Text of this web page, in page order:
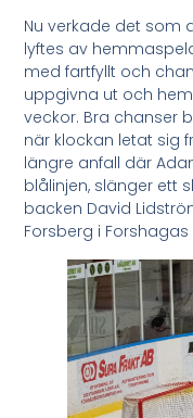
Nu verkade det som
lyftes av
med fartfyllt och
uppgivna ut och
veckor. Bra chanser
när klockan letat sig
längre anfall där
blålinjen, slänger ett
backen David
Forsberg i Forshagas